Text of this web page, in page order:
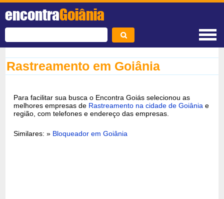
encontraGoiânia
Rastreamento em Goiânia
Para facilitar sua busca o Encontra Goiás selecionou as
melhores empresas de Rastreamento na cidade de Goiânia e
região, com telefones e endereço das empresas.
Similares: » Bloqueador em Goiânia